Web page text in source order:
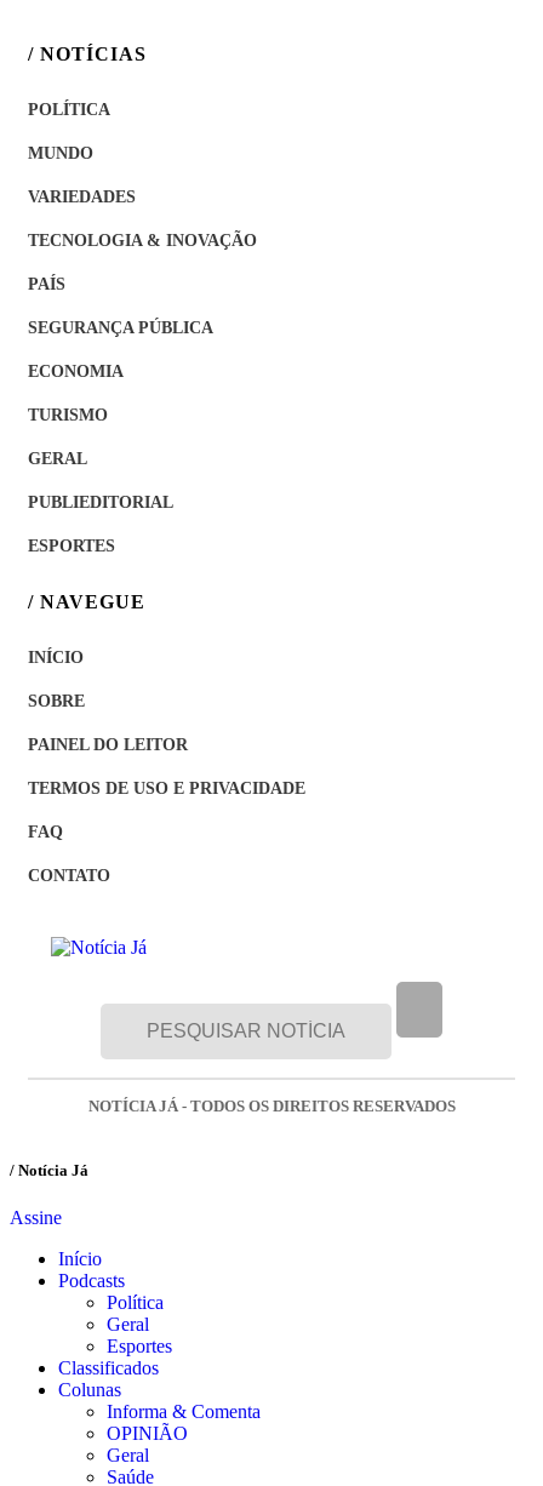
/ NOTÍCIAS
POLÍTICA
MUNDO
VARIEDADES
TECNOLOGIA & INOVAÇÃO
PAÍS
SEGURANÇA PÚBLICA
ECONOMIA
TURISMO
GERAL
PUBLIEDITORIAL
ESPORTES
/ NAVEGUE
INÍCIO
SOBRE
PAINEL DO LEITOR
TERMOS DE USO E PRIVACIDADE
FAQ
CONTATO
NOTÍCIA JÁ - TODOS OS DIREITOS RESERVADOS
/ Notícia Já
Assine
Início
Podcasts
Política
Geral
Esportes
Classificados
Colunas
Informa & Comenta
OPINIÃO
Geral
Saúde